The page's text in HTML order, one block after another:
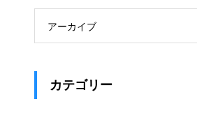
アーカイブ
カテゴリー